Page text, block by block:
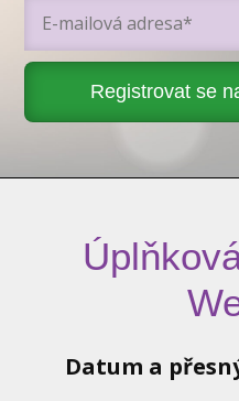
Registrovat se
Datum a